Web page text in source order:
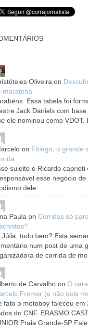
Oliveira on
maratona
Essa tabela foi
Jack Daniels com base
ele nominou como VDOT.
on Fôlego, o grande
sujeito o Ricardo caprioti
esse negócio
dele
Paula on Corridas só
Júlia, tudo bem? Esta
num post de uma
de corrida de
de Carvalhoon O
Fromer (e não quis
fato o motoboy faleceu em
do CNF. ERASMO
Praia Grande-SP